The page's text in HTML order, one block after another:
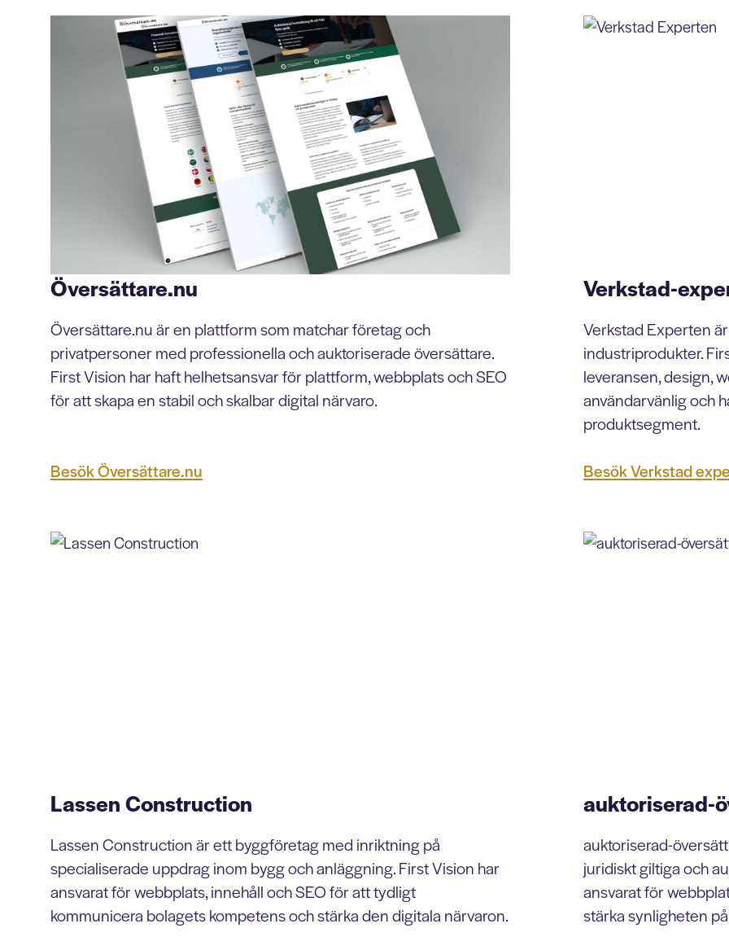
Översättare.nu
Översättare.nu är en plattform som matchar företag och
privatpersoner med professionella och auktoriserade översättare.
First Vision har haft helhetsansvar för plattform, webbplats och SEO
för att skapa en stabil och skalbar digital närvaro.
Besök Översättare.nu
Verkstad-
Verkstad Experten
industriprodukter.
leveransen, design,
användarvänlig och
produktsegment.
Besök Verkstad
Lassen Construction
Lassen Construction är ett byggföretag med inriktning på
specialiserade uppdrag inom bygg och anläggning. First Vision har
ansvarat för webbplats, innehåll och SEO för att tydligt
kommunicera bolagets kompetens och stärka den digitala närvaron.
auktoriserad-
auktoriserad-
juridiskt giltiga och
ansvarat för
stärka synligheten